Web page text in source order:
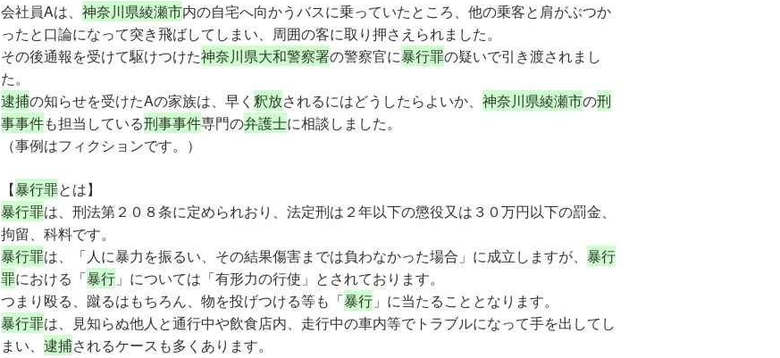
会社員Aは、 神奈川県綾瀬市内の自宅へ向かうバスに乗っていたところ、他の乗客と肩がぶつか
ったと口論になって突き飛ばしてしまい、周囲の客に取り押さえられました。
その後通報を受けて駆けつけた神奈川県大和警察署の警察官に暴行罪の疑いで引き渡されまし
た。
逮捕の知らせを受けたAの家族は、早く 釈放されるにはどうしたらよいか、 神奈川県綾瀬市の刑
事事件も担当している刑事事件専門の弁護士に相談しました。
（事例はフィクションです。）
【暴行罪とは】
暴行罪は、刑法第２０８条に定められおり、法定刑は２年以下の懲役又は３０万円以下の罰金、
拘留、科料です。
暴行罪は、「人に暴力を振るい、その結果傷害までは負わなかった場合」に成立しますが、 暴行
罪における「暴行 」については「有形力の行使」とされております。
つまり殴る、蹴るはもちろん、物を投げつける等も「暴行 」に当たることとなります。
暴行罪は、見知らぬ他人と通行中や飲食店内、走行中の車内等でトラブルになって手を出してし
まい、 逮捕されるケースも多くあります。